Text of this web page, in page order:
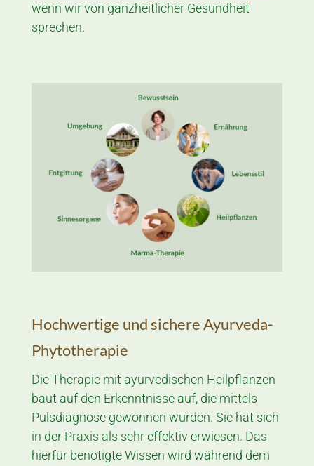
wenn wir von ganz­heitlicher Ge­sund­heit
sprechen.
Hochwertige und sichere Ayurveda-
Phytotherapie
Die Therapie mit ayurvedischen Heilpflanzen
baut auf den Erkenntnisse auf, die mittels
Pulsdiagnose gewonnen wurden. Sie hat sich
in der Praxis als sehr effektiv erwiesen. Das
hierfür benötigte Wissen wird während dem